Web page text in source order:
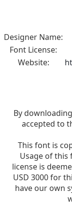
Designer Name:
Font License:
Website:
By
accepted to
This font is
Usage of
license is
USD 3000 for
have our own